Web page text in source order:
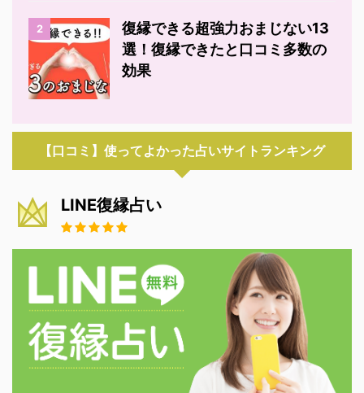
2
復縁できる超強力おまじない13
選！復縁できたと口コミ多数の
効果
【口コミ】使ってよかった占いサイトランキング
LINE復縁占い